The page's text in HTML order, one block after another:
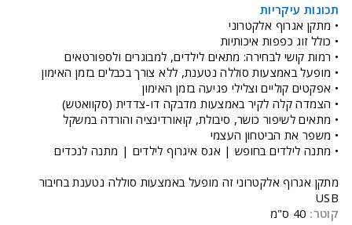
תכונות עיקריות
• מתקן אגרוף אלקטרוני
• כולל זוג כפפות איכותיות
• רמות קושי לבחירה: מתאים לילדים, למבוגרים ולספורטאים
• מופעל באמצעות סוללה נטענת, ללא צורך בכבלים בזמן האימון
• אפקטים קוליים וצלילי פגיעה בזמן האימון
• הצמדה קלה לקיר באמצעות מדבקה דו-צדדית (סקוואטש)
• מתאים לשיפור כושר, סיבולת, קואורדינציה והורדה במשקל
• משפר את הביטחון העצמי
• מתנה לילדים בחופש | אגס איגרוף לילדים | מתנה לנכדים
מתקן אגרוף אלקטרוני זה מופעל באמצעות סוללה נטענת בחיבור
USB
קוטר: